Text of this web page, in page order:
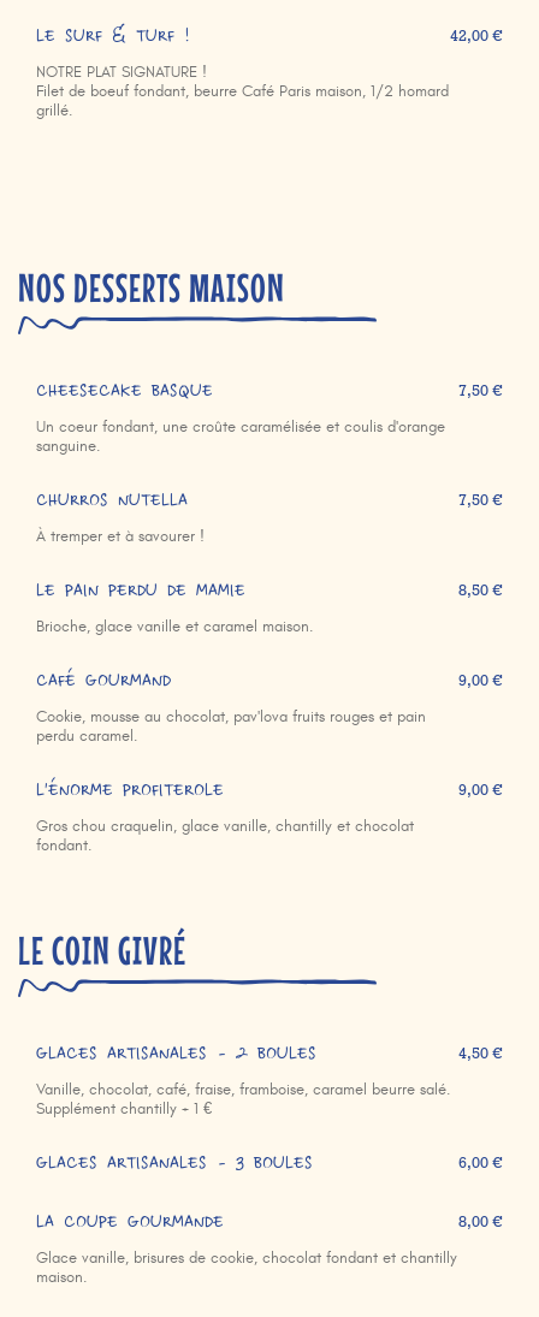
LE SURF & TURF !
NOTRE PLAT SIGNATURE !
Filet de boeuf fondant, beurre Café Paris maison, 1/2 homard
grillé.
42,00 €
NOS DESSERTS MAISON
CHEESECAKE BASQUE
Un coeur fondant, une croûte caramélisée et coulis d'orange
sanguine.
7,50 €
CHURROS NUTELLA
À tremper et à savourer !
7,50 €
LE PAIN PERDU DE MAMIE
Brioche, glace vanille et caramel maison.
8,50 €
CAFÉ GOURMAND
Cookie, mousse au chocolat, pav'lova fruits rouges et pain
perdu caramel.
9,00 €
L'ÉNORME PROFITEROLE
Gros chou craquelin, glace vanille, chantilly et chocolat
fondant.
9,00 €
LE COIN GIVRÉ
GLACES ARTISANALES - 2 BOULES
Vanille, chocolat, café, fraise, framboise, caramel beurre salé.
Supplément chantilly + 1 €
4,50 €
GLACES ARTISANALES - 3 BOULES 6,00 €
LA COUPE GOURMANDE
Glace vanille, brisures de cookie, chocolat fondant et chantilly
maison.
8,00 €